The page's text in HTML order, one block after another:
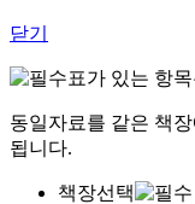
닫기
표가 있는 항
동일자료를 같은 책
됩니다.
책장선택